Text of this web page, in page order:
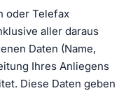
oder Telefax
aller daraus
Daten (Name,
Ihres Anliegens
Diese Daten geben